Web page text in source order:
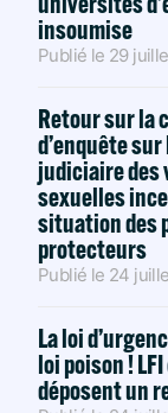
insoumise
Publié le 29
Retour sur la
d’enquête
judiciaire des
sexuelles
situation des
protecteurs
Publié le 24
La loi
loi poison !
déposent un